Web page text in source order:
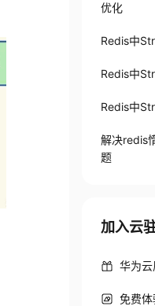
优化
Redis中
Redis中
Redis中
解决redis
题
加入云
华为
免费体